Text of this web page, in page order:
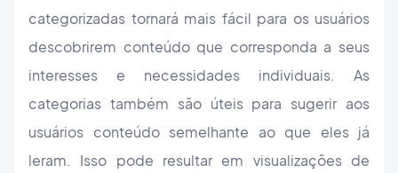
categorizadas tornará mais fácil para os usuários
descobrirem conteúdo que corresponda a seus
interesses e necessidades individuais. As
categorias também são úteis para sugerir aos
usuários conteúdo semelhante ao que eles já
leram. Isso pode resultar em visualizações de